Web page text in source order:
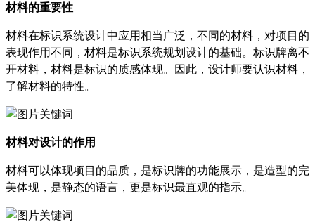
材料的重要性
材料在标识系统设计中应用相当广泛，不同的材料，对项目的
表现作用不同，材料是标识系统规划设计的基础。 标识牌离不
开材料，材料是标识的质感体现。因此，设计师要认识材料，
了解材料的特性。
材料对设计的作用
材料可以体现项目的品质，是标识牌的功能展示，是造型的完
美体现，是静态的语言，更是标识最直观的指示。